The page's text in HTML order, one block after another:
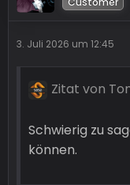
3. Juli 2026 um 12:45
Zitat von
Schwierig zu
können.